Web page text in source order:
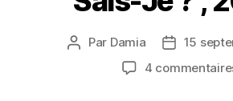
Auteur
Par Damia
Date
15
4